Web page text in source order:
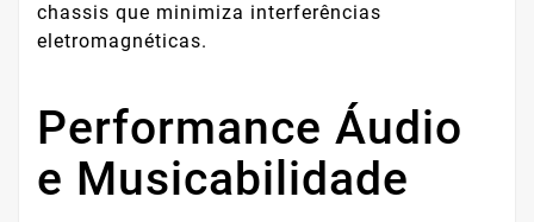
chassis que minimiza interferências
eletromagnéticas.
Performance Áudio
e Musicabilidade